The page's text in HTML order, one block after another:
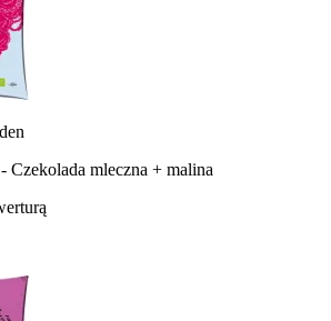
Czekolada mleczna + malina